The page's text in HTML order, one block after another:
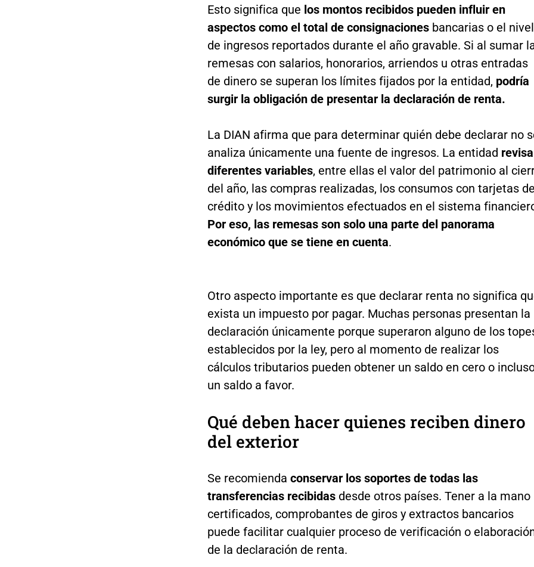
Esto significa que los montos recibidos pueden influir en
aspectos como el total de consignaciones bancarias o el nivel
de ingresos reportados durante el año gravable. Si al sumar
remesas con salarios, honorarios, arriendos u otras entradas
de dinero se superan los límites fijados por la entidad, podría
surgir la obligación de presentar la declaración de renta.
La DIAN afirma que para determinar quién debe declarar no
analiza únicamente una fuente de ingresos. La entidad revisa
diferentes variables, entre ellas el valor del patrimonio al
del año, las compras realizadas, los consumos con tarjetas de
crédito y los movimientos efectuados en el sistema
Por eso, las remesas son solo una parte del panorama
económico que se tiene en cuenta.
Otro aspecto importante es que declarar renta no significa
exista un impuesto por pagar. Muchas personas presentan la
declaración únicamente porque superaron alguno de los
establecidos por la ley, pero al momento de realizar los
cálculos tributarios pueden obtener un saldo en cero o
un saldo a favor.
Qué deben hacer quienes reciben dinero
del exterior
Se recomienda conservar los soportes de todas las
transferencias recibidas desde otros países. Tener a la mano
certificados, comprobantes de giros y extractos bancarios
puede facilitar cualquier proceso de verificación o
de la declaración de renta.